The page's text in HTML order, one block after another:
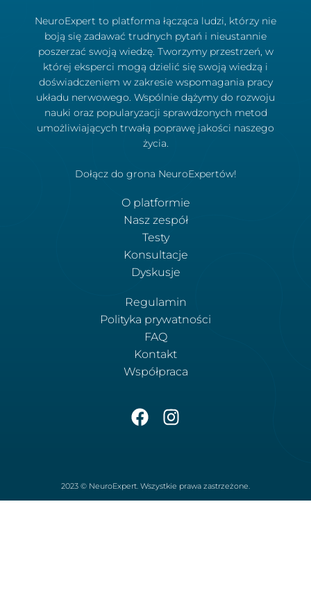
NeuroExpert to platforma łącząca ludzi, którzy nie
boją się zadawać trudnych pytań i nieustannie
poszerzać swoją wiedzę. Tworzymy przestrzeń, w
której eksperci mogą dzielić się swoją wiedzą i
doświadczeniem w zakresie wspomagania pracy
układu nerwowego. Wspólnie dążymy do rozwoju
nauki oraz popularyzacji sprawdzonych metod
umożliwiających trwałą poprawę jakości naszego
życia.
Dołącz do grona NeuroExpertów!
O platformie
Nasz zespół
Testy
Konsultacje
Dyskusje
Regulamin
Polityka prywatności
FAQ
Kontakt
Współpraca
2023 © NeuroExpert. Wszystkie prawa zastrzeżone.